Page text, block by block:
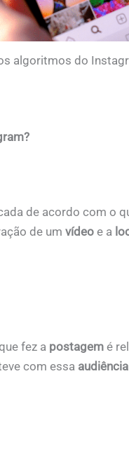
algoritmos do
de acordo com o
de um vídeo e a
fez a postagem é
com essa audiência